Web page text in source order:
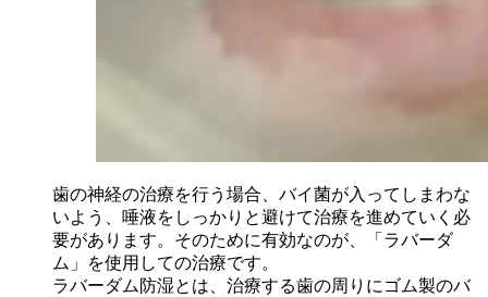
歯の神経の治療を行う場合、バイ菌が入ってしまわな
いよう、唾液をしっかりと避けて治療を進めていく必
要があります。そのために有効なのが、「ラバーダ
ム」を使用しての治療です。
ラバーダム防湿とは、治療する歯の周りにゴム製のバ